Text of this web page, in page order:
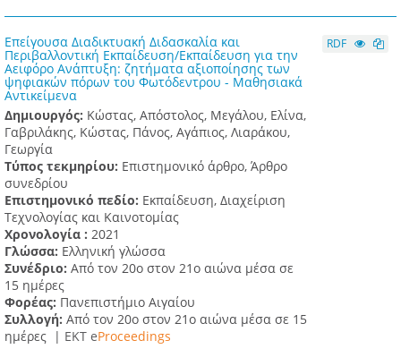
Επείγουσα Διαδικτυακή Διδασκαλία και
Περιβαλλοντική Εκπαίδευση/Εκπαίδευση για την
Αειφόρο Ανάπτυξη: ζητήματα αξιοποίησης των
ψηφιακών πόρων του Φωτόδεντρου - Μαθησιακά
Αντικείμενα
Δημιουργός: Κώστας, Απόστολος, Μεγάλου, Ελίνα,
Γαβριλάκης, Κώστας, Πάνος, Αγάπιος, Λιαράκου,
Γεωργία
Τύπος τεκμηρίου: Επιστημονικό άρθρο, Άρθρο
συνεδρίου
Επιστημονικό πεδίο: Εκπαίδευση, Διαχείριση
Τεχνολογίας και Καινοτομίας
Χρονολογία : 2021
Γλώσσα: Ελληνική γλώσσα
Συνέδριο: Από τον 20ο στον 21ο αιώνα μέσα σε
15 ημέρες
Φορέας: Πανεπιστήμιο Αιγαίου
Συλλογή: Από τον 20ο στον 21ο αιώνα μέσα σε 15
ημέρες | ΕΚΤ eProceedings
RDF